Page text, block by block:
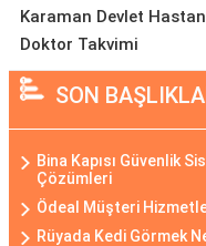
Karaman Devlet
Doktor Takvimi
SON
Bina Kapısı Güvenlik
Çözümleri
Ödeal Müşteri
Rüyada Kedi Görmek